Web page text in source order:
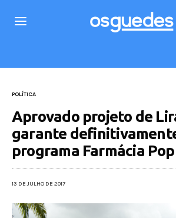
POLÍTICA
Aprovado projeto de
garante
programa Farmácia
13 DE JULHO DE 2017